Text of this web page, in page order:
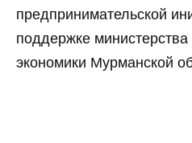
предпринимательской
поддержке министерства
экономики Мурманской